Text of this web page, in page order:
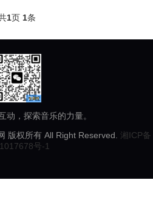
1页 1条
动，探索音乐的力量。
版权所有 All Right Reserved. 湘ICP备
号-1